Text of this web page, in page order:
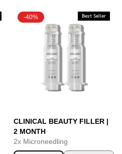
-40% Best Seller
CLINICAL BEAUTY FILLER |
2 MONTH
2x Microneedling